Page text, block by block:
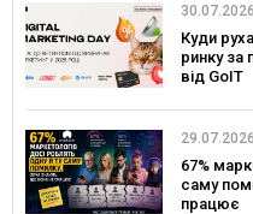
30.07.2026
Куди
ринку за
від GoIT
29.07.2026
67%
саму
працює